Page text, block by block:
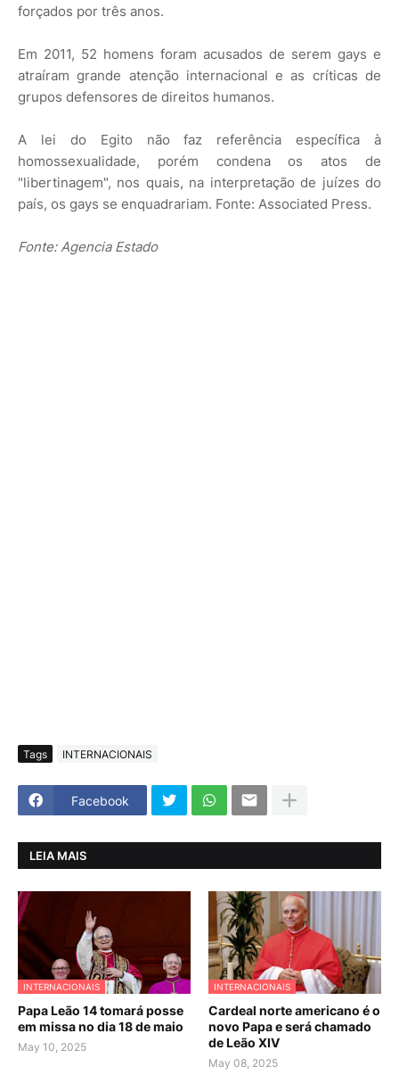
forçados por três anos.
Em 2011, 52 homens foram acusados de serem gays e
atraíram grande atenção internacional e as críticas de
grupos defensores de direitos humanos.
A lei do Egito não faz referência específica à
homossexualidade, porém condena os atos de
"libertinagem", nos quais, na interpretação de juízes do
país, os gays se enquadrariam. Fonte: Associated Press.
Fonte: Agencia Estado
Tags INTERNACIONAIS
Facebook
LEIA MAIS
INTERNACIONAIS
Papa Leão 14 tomará posse
em missa no dia 18 de maio
May 10, 2025
INTERNACIONAIS
Cardeal norte americano é o
novo Papa e será chamado
de Leão XIV
May 08, 2025